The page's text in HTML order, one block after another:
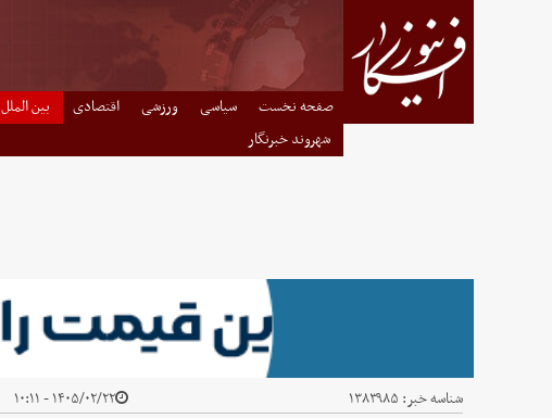
صفحه نخست سیاسی ورزشی اقتصادی بین الملل
شهروند خبرنگار
شناسه خبر: ۱۳۸۳۹۸۵ ۱۴۰۵/۰۲/۲۲ - ۱۰:۱۱